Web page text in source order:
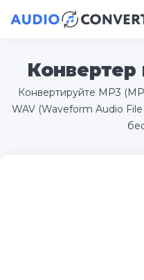
Конвертер
Конвертируйте MP3
WAV (Waveform Audio